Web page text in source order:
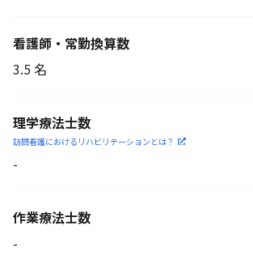
看護師・常勤換算数
3.5 名
理学療法士数
訪問看護におけるリハビリ テーションとは？
-
作業療法士数
-